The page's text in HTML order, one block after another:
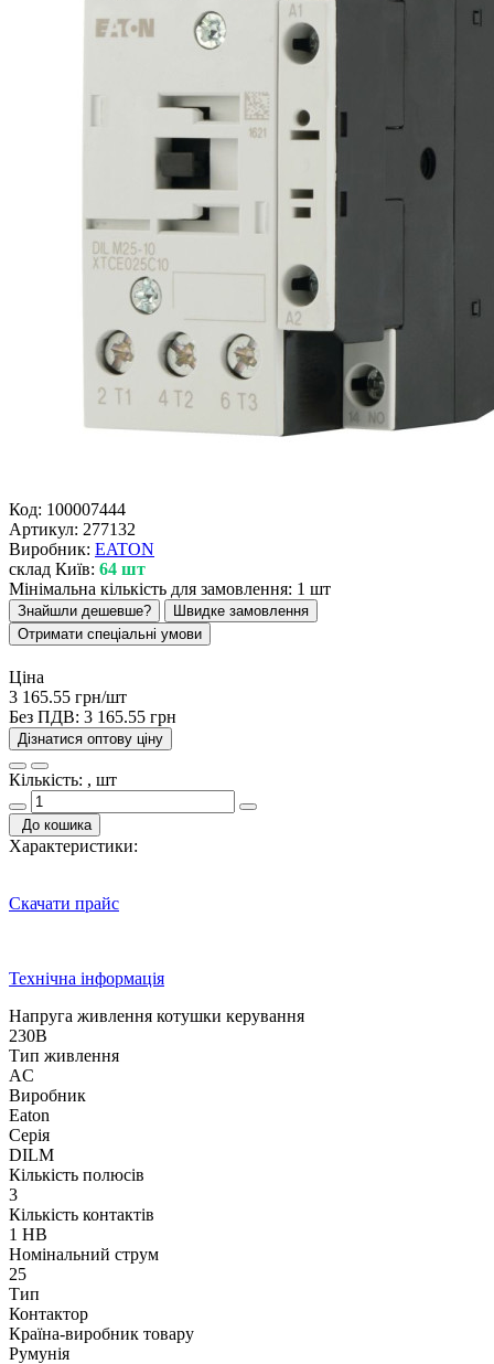
Код: 100007444
Артикул: 277132
Виробник: EATON
склад Київ: 64 шт
Мінімальна кількість для замовлення: 1 шт
Знайшли дешевше?
Швидке замовлення
Отримати спеціальні умови
Ціна
3 165.55 грн/шт
Без ПДВ: 3 165.55 грн
Дізнатися оптову ціну
Кількість: , шт
До кошика
Характеристики:
Скачати прайс
Технічна інформація
Напруга живлення котушки керування
230В
Тип живлення
AC
Виробник
Eaton
Серія
DILM
Кількість полюсів
3
Кількість контактів
1 НВ
Номінальний струм
25
Тип
Контактор
Країна-виробник товару
Румунія